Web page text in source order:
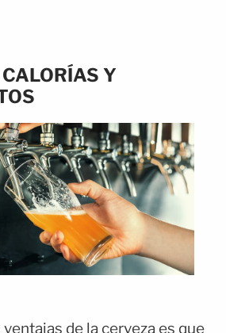
Y
de la cerveza es que